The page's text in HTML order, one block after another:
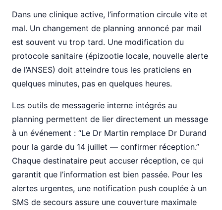
Dans une clinique active, l’information circule vite et
mal. Un changement de planning annoncé par mail
est souvent vu trop tard. Une modification du
protocole sanitaire (épizootie locale, nouvelle alerte
de l’ANSES) doit atteindre tous les praticiens en
quelques minutes, pas en quelques heures.
Les outils de messagerie interne intégrés au
planning permettent de lier directement un message
à un événement : “Le Dr Martin remplace Dr Durand
pour la garde du 14 juillet — confirmer réception.”
Chaque destinataire peut accuser réception, ce qui
garantit que l’information est bien passée. Pour les
alertes urgentes, une notification push couplée à un
SMS de secours assure une couverture maximale